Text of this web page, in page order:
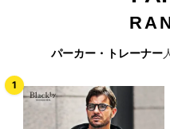
パーカー・トレーナー